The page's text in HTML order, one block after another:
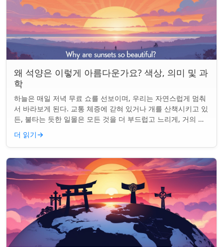
왜 석양은 이렇게 아름다운가요? 색상, 의미 및 과
학
하늘은 매일 저녁 무료 쇼를 선보이며, 우리는 자연스럽게 멈춰
서 바라보게 된다. 교통 체증에 갇혀 있거나 개를 산책시키고 있
든, 불타는 듯한 일몰은 모든 것을 더 부드럽고 느리게, 거의 신
성하게 느끼게 만든다. 하지...
더 읽기→